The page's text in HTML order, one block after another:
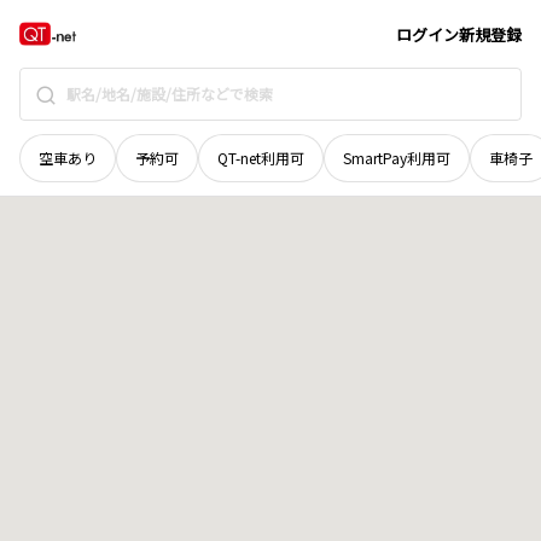
ログイン新規登録
空車あり 予約可 QT-net利用可 SmartPay利用可 車椅子
岡山県